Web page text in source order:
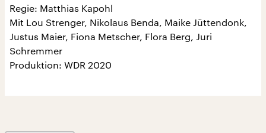
Regie: Matthias Kapohl
Mit Lou Strenger, Nikolaus Benda, Maike Jüttendonk,
Justus Maier, Fiona Metscher, Flora Berg, Juri
Schremmer
Produktion: WDR 2020